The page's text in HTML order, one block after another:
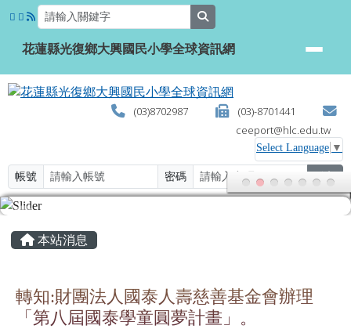
跳至主內容區
花蓮縣光復鄉大興國民小學全球資
花蓮縣光復鄉大興國民小學全球資訊網
(03)8702987
(03)-8701441
ceeport@hlc.edu.tw
Select Language ▼
帳號 密碼 登入
主內容區域
本站消息
轉知:財團法人國泰人壽慈善基金會辦理
「第八屆國泰學童圓夢計畫」。
頁尾區域